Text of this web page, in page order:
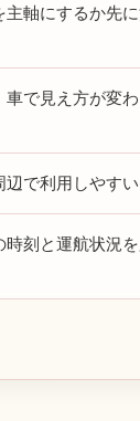
軸にするか先
で見え方が変
で利用しやすい
刻と運航状況